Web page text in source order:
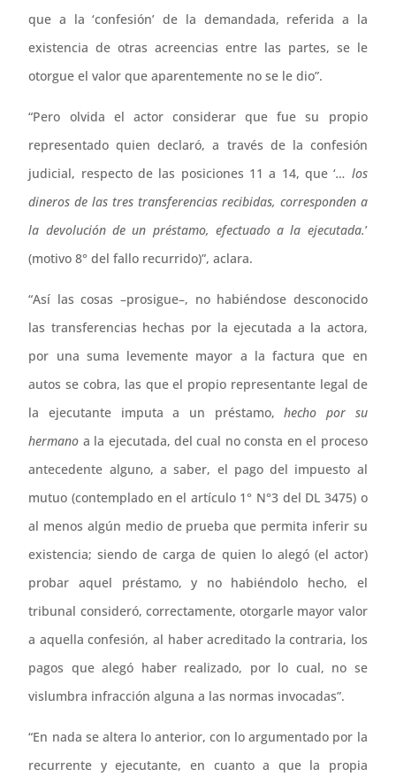
que a la ‘confesión’ de la demandada, referida a la
existencia de otras acreencias entre las partes, se le
otorgue el valor que aparentemente no se le dio”.
“Pero olvida el actor considerar que fue su propio
representado quien declaró, a través de la confesión
judicial, respecto de las posiciones 11 a 14, que ‘… los
dineros de las tres transferencias recibidas, corresponden a
la devolución de un préstamo, efectuado a la ejecutada.’
(motivo 8° del fallo recurrido)”, aclara.
“Así las cosas –prosigue–, no habiéndose desconocido
las transferencias hechas por la ejecutada a la actora,
por una suma levemente mayor a la factura que en
autos se cobra, las que el propio representante legal de
la ejecutante imputa a un préstamo,hecho por su
hermano a la ejecutada, del cual no consta en el proceso
antecedente alguno, a saber, el pago del impuesto al
mutuo (contemplado en el artículo 1° N°3 del DL 3475) o
al menos algún medio de prueba que permita inferir su
existencia; siendo de carga de quien lo alegó (el actor)
probar aquel préstamo, y no habiéndolo hecho, el
tribunal consideró, correctamente, otorgarle mayor valor
a aquella confesión, al haber acreditado la contraria, los
pagos que alegó haber realizado, por lo cual, no se
vislumbra infracción alguna a las normas invocadas”.
“En nada se altera lo anterior, con lo argumentado por la
recurrente y ejecutante, en cuanto a que la propia